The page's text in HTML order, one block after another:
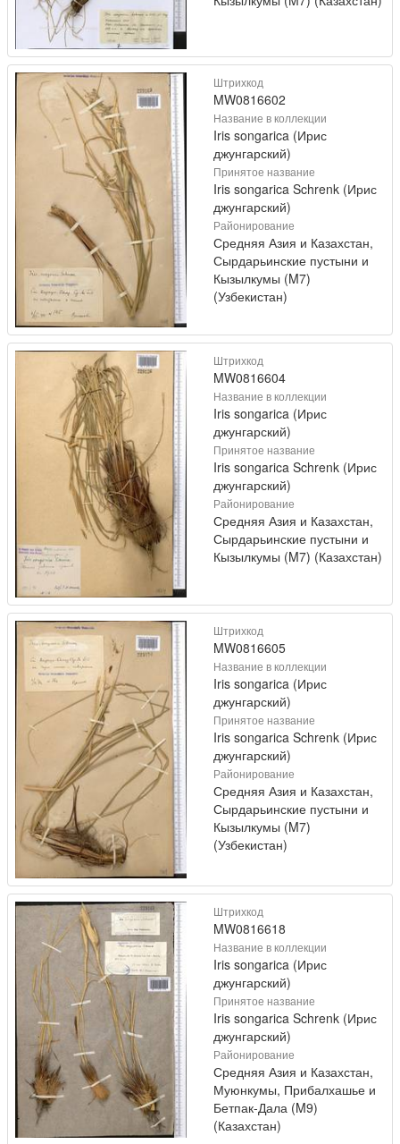
Штрихкод
MW0816602
Название в коллекции
Iris songarica (Ирис
джунгарский)
Принятое название
Iris songarica Schrenk (Ирис
джунгарский)
Районирование
Средняя Азия и Казахстан,
Сырдарьинские пустыни и
Кызылкумы (M7)
(Узбекистан)
Штрихкод
MW0816604
Название в коллекции
Iris songarica (Ирис
джунгарский)
Принятое название
Iris songarica Schrenk (Ирис
джунгарский)
Районирование
Средняя Азия и Казахстан,
Сырдарьинские пустыни и
Кызылкумы (M7) (Казахстан)
Штрихкод
MW0816605
Название в коллекции
Iris songarica (Ирис
джунгарский)
Принятое название
Iris songarica Schrenk (Ирис
джунгарский)
Районирование
Средняя Азия и Казахстан,
Сырдарьинские пустыни и
Кызылкумы (M7)
(Узбекистан)
Штрихкод
MW0816618
Название в коллекции
Iris songarica (Ирис
джунгарский)
Принятое название
Iris songarica Schrenk (Ирис
джунгарский)
Районирование
Средняя Азия и Казахстан,
Муюнкумы, Прибалхашье и
Бетпак-Дала (M9)
(Казахстан)